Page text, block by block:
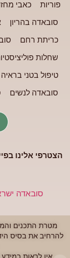
פוריות כאבי
סובאדה בהריון
כריתת רחם
שחלות
טיפול בטני
סובאדה לנשים
הצטרפי אלינו
‏סובאדה
מטרת התכנים
להרחיב את בסיס